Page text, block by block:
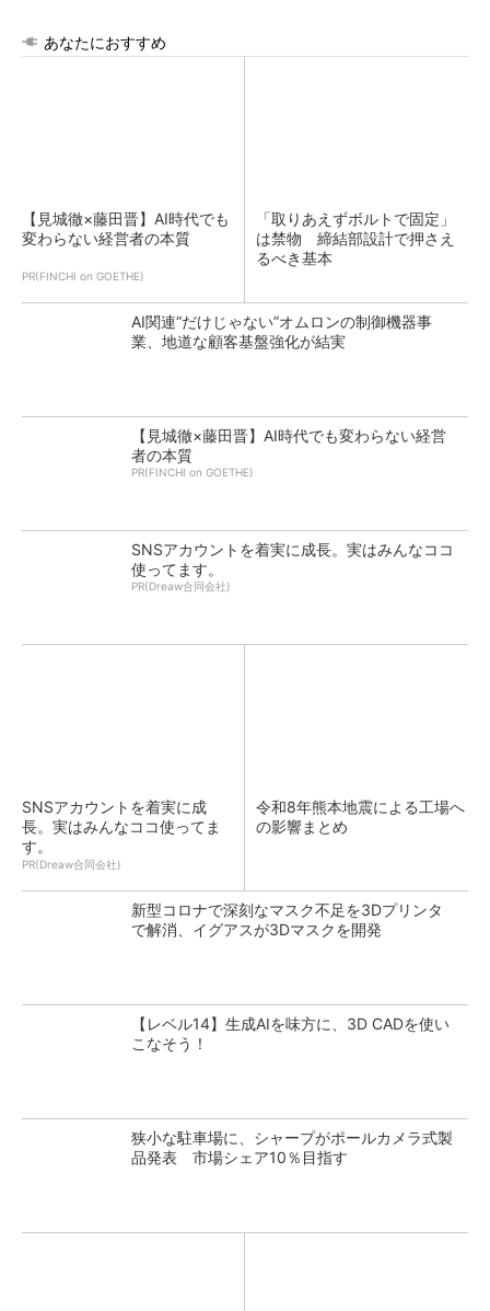
あなたにおすすめ
【見城徹×藤田晋】AI時代でも
変わらない経営者の本質
PR(FINCHI on GOETHE)
「取りあえずボルトで固定」
は禁物 締結部設計で押さえ
るべき基本
AI関連“だけじゃない”オムロンの制御機器事
業、地道な顧客基盤強化が結実
【見城徹×藤田晋】AI時代でも変わらない経営
者の本質
PR(FINCHI on GOETHE)
SNSアカウントを着実に成長。実はみんなココ
使ってます。
PR(Dreaw合同会社)
SNSアカウントを着実に成
長。実はみんなココ使ってま
す。
PR(Dreaw合同会社)
令和8年熊本地震による工場へ
の影響まとめ
新型コロナで深刻なマスク不足を3Dプリンタ
で解消、イグアスが3Dマスクを開発
【レベル14】生成AIを味方に、3D CADを使い
こなそう！
狭小な駐車場に、シャープがポールカメラ式製
品発表 市場シェア10％目指す